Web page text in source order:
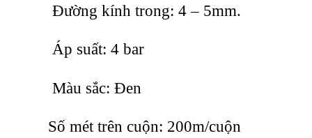
Đường kính trong: 4 – 5mm.
Áp suất: 4 bar
Màu sắc: Đen
Số mét trên cuộn: 200m/cuộn